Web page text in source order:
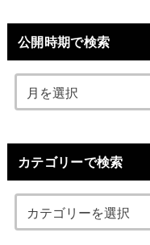
公開時期で検索
カテゴリーで検索